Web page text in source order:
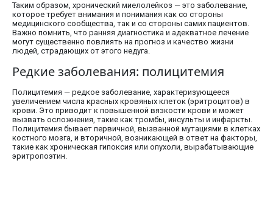
Таким образом, хронический миелолейкоз — это заболевание,
которое требует внимания и понимания как со стороны
медицинского сообщества, так и со стороны самих пациентов.
Важно помнить, что ранняя диагностика и адекватное лечение
могут существенно повлиять на прогноз и качество жизни
людей, страдающих от этого недуга.
Редкие заболевания: полицитемия
Полицитемия — редкое заболевание, характеризующееся
увеличением числа красных кровяных клеток (эритроцитов) в
крови. Это приводит к повышенной вязкости крови и может
вызвать осложнения, такие как тромбы, инсульты и инфаркты.
Полицитемия бывает первичной, вызванной мутациями в клетках
костного мозга, и вторичной, возникающей в ответ на факторы,
такие как хроническая гипоксия или опухоли, вырабатывающие
эритропоэтин.